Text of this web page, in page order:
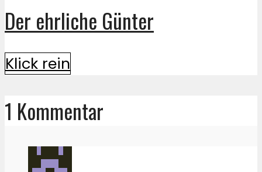
Der ehrliche Günter
Klick rein
1 Kommentar